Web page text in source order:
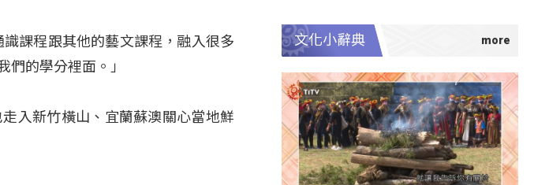
課程跟其他的藝文課程，融入很多
的學分裡面。」
入新竹橫山、宜蘭蘇澳關心當地鮮
文化小辭典